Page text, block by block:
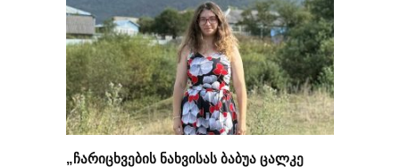
„ჩარიცხვების ნახვისას ბაბუა ცალკე